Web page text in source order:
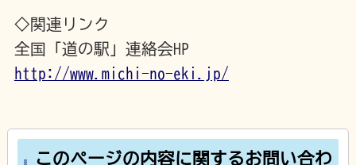
◇関連リンク
全国「道の駅」連絡会HP
http://www.michi-no-eki.jp/
このページの内容に関するお問い合わ